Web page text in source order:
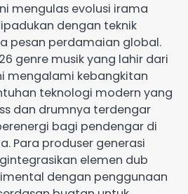
mengulas evolusi irama
dengan teknik
pesan perdamaian global.
genre musik yang lahir dari
mengalami kebangkitan
teknologi modern yang
dan drumnya terdengar
bagi pendengar di
Para produser generasi
elemen dub
dengan penggunaan